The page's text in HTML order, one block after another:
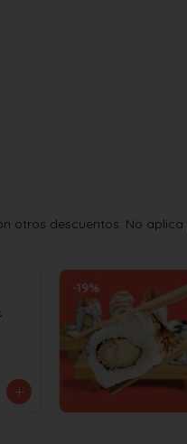
otros descuentos. No
-19%